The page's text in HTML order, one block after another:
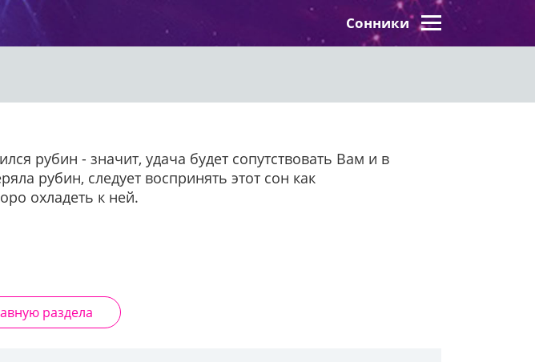
Сонники
рубин - значит, удача будет сопутствовать Вам и в
рубин, следует воспринять этот сон как
охладеть к ней.
раздела